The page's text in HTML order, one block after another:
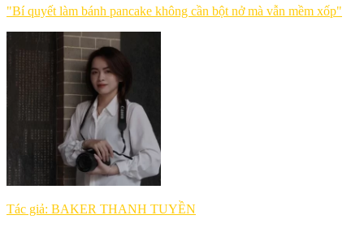
"Bí quyết làm bánh pancake không cần bột nở mà vẫn mềm xốp"
Tác giả: BAKER THANH TUYỀN